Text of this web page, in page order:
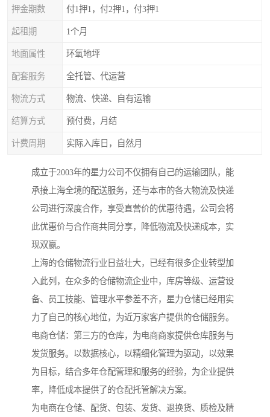
押金期数 付1押1，付2押1，付3押1
起租期 1个月
地面属性 环氧地坪
配套服务 全托管、代运营
物流方式 物流、快递、自有运输
结算方式 预付费，月结
计费周期 实际入库日，自然月
成立于2003年的星力公司不仅拥有自己的运输团队，能
承接上海全境的配送服务，还与本市的各大物流及快递
公司进行深度合作，享受直营价的优惠待遇，公司会将
此优惠价与合作商共同分享，降低物流及快递成本，实
现双赢。
上海的仓储物流行业日益壮大，已经有很多企业转型加
入此列，在众多的仓储物流企业中，库房等级、运营设
备、员工技能、管理水平参差不齐，星力仓储已经用实
力了自己的核心地位，为近万家客户提供的仓储服务。
电商仓储：第三方的仓库，为电商商家提供仓库服务与
发货服务。以数据核心，以精细化管理为驱动，以效果
为目标，结合多年仓配管理和服务的经验，为企业提供
率，降低成本提供了的仓配托管解决方案。
为电商在仓储、配货、包装、发货、退换货、质检及精